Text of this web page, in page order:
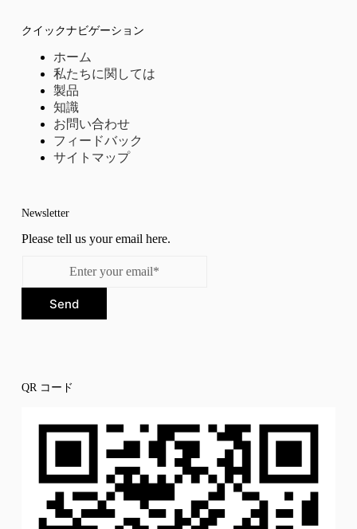
クイックナビゲーション
ホーム
私たちに関しては
製品
知識
お問い合わせ
フィードバック
サイトマップ
Newsletter
Please tell us your email here.
Send
QR コード